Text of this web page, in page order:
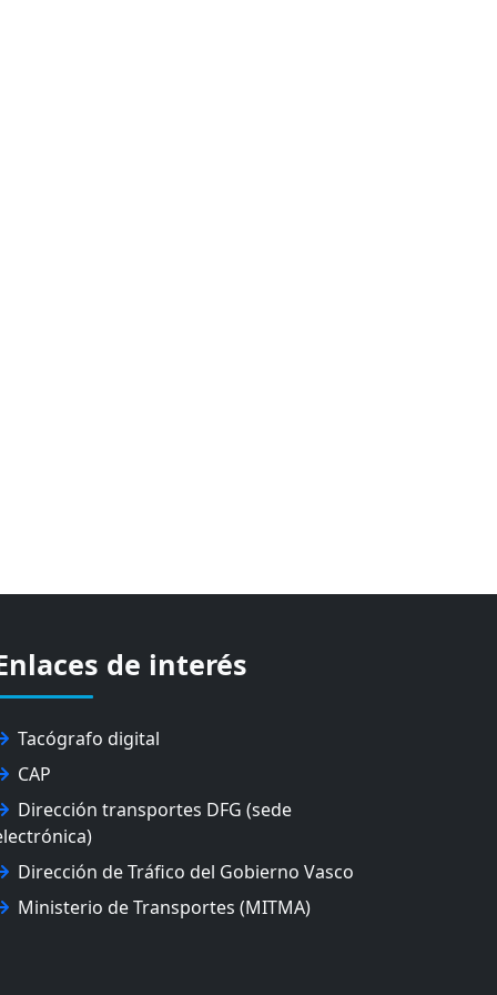
de interés
Tacógrafo digital
CAP
Dirección transportes DFG (sede
Dirección de Tráfico del Gobierno Vasco
Ministerio de Transportes (MITMA)